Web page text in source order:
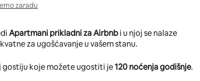
zaradu
Apartmani prikladni za Airbnbi u njoj se nalaze
za ugošćavanje u vašem stanu.
gostiju koje možete ugostiti je120 noćenja godišnje.